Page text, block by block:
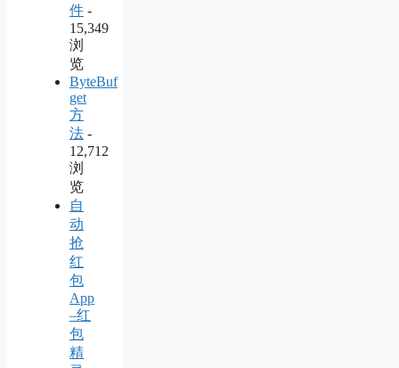
件 -
15,349
浏
览
ByteBuf
get
方
法 -
12,712
浏
览
自
动
抢
红
包
App
–红
包
精